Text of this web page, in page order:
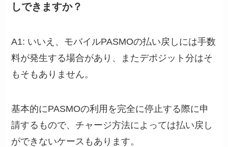
しできますか？
A1: いいえ、モバイルPASMOの払い戻しには手数
料が発生する場合があり、またデポジット分はそ
もそもありません。
基本的にPASMOの利用を完全に停止する際に申
請するもので、チャージ方法によっては払い戻し
ができないケースもあります。